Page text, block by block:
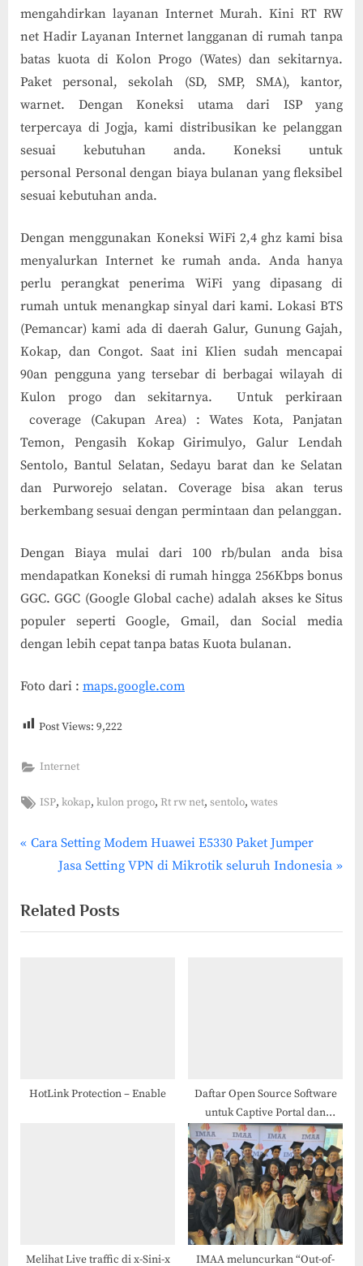
Murah
Kulon
Progo
(Wates)
mengahdirkan layanan Internet Murah. Kini RT RW
net Hadir Layanan Internet langganan di rumah tanpa
batas kuota di Kolon Progo (Wates) dan sekitarnya.
Paket personal, sekolah (SD, SMP, SMA), kantor,
warnet. Dengan Koneksi utama dari ISP yang
terpercaya di Jogja, kami distribusikan ke pelanggan
sesuai kebutuhan anda. Koneksi untuk
personal Personal dengan biaya bulanan yang fleksibel
sesuai kebutuhan anda.
Dengan menggunakan Koneksi WiFi 2,4 ghz kami bisa
menyalurkan Internet ke rumah anda. Anda hanya
perlu perangkat penerima WiFi yang dipasang di
rumah untuk menangkap sinyal dari kami. Lokasi BTS
(Pemancar) kami ada di daerah Galur, Gunung Gajah,
Kokap, dan Congot. Saat ini Klien sudah mencapai
90an pengguna yang tersebar di berbagai wilayah di
Kulon progo dan sekitarnya. Untuk perkiraan
coverage (Cakupan Area) : Wates Kota, Panjatan
Temon, Pengasih Kokap Girimulyo, Galur Lendah
Sentolo, Bantul Selatan, Sedayu barat dan ke Selatan
dan Purworejo selatan. Coverage bisa akan terus
berkembang sesuai dengan permintaan dan pelanggan.
Dengan Biaya mulai dari 100 rb/bulan anda bisa
mendapatkan Koneksi di rumah hingga 256Kbps bonus
GGC. GGC (Google Global cache) adalah akses ke Situs
populer seperti Google, Gmail, dan Social media
dengan lebih cepat tanpa batas Kuota bulanan.
Foto dari : maps.google.com
Post Views: 9,222
Internet
Tags:
ISP,kokap,kulon progo,Rt rw net,sentolo,wates
Post
navigation
P
v
i
t
Cara Setting Modem Huawei E5330 Paket Jumper
N
x
t
Jasa Setting VPN di Mikrotik seluruh Indonesia
Related Posts
HotLink Protection – Enable
Daftar Open Source Software
untuk Captive Portal dan
Network Access Control (NAC)
Melihat Live traffic di x-Sini-x IMAA meluncurkan “Out-of-